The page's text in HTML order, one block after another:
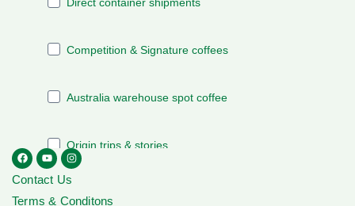
Contact Us
Terms & Conditons